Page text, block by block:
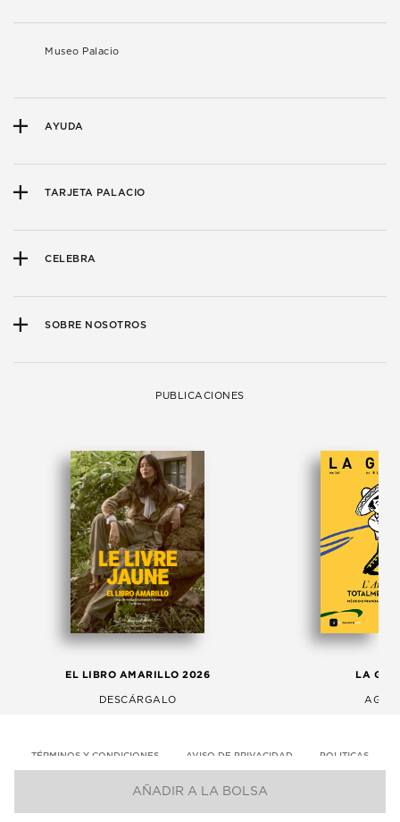
AÑADIR A LA BOLSA
Museo Palacio
AYUDA
TARJETA PALACIO
CELEBRA
SOBRE NOSOTROS
PUBLICACIONES
EL LIBRO AMARILLO 2026
DESCÁRGALO
LA
TÉRMINOS Y CONDICIONES AVISO DE PRIVACIDAD POLITICAS